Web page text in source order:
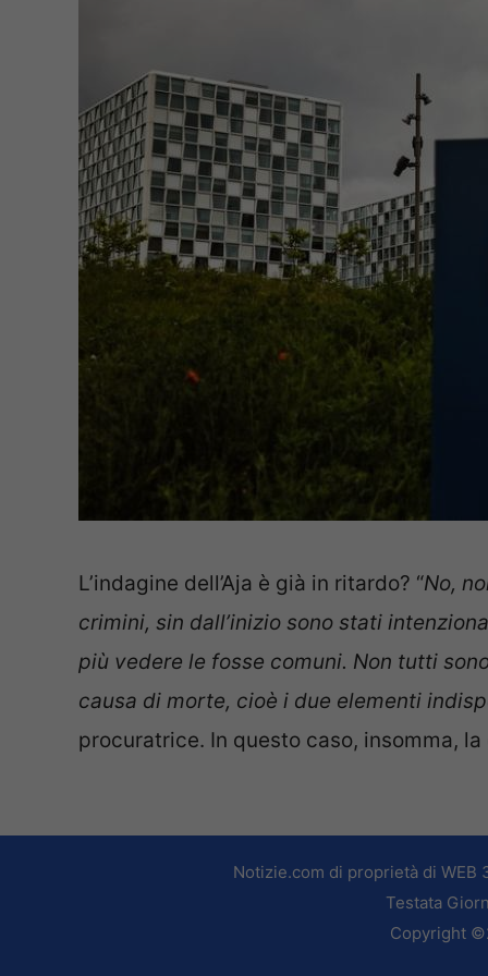
L’indagine dell’Aja è già in ritardo? “No,
crimini, sin dall’inizio sono stati
più vedere le fosse comuni. Non tutti
causa di morte, cioè i due elementi
procuratrice. In questo caso, insomma,
Notizie.com di proprietà di WEB
Testata
Copyright